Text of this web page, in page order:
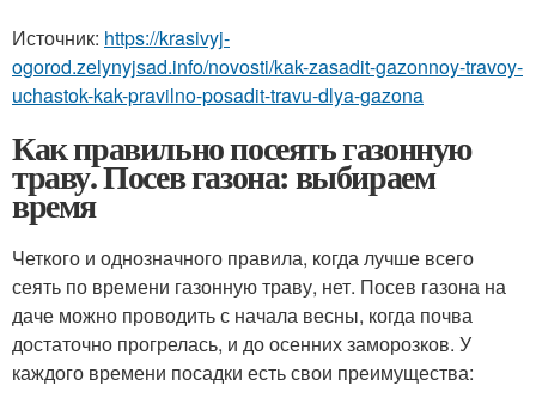
Источник: https://krasivyj-
ogorod.zelynyjsad.info/novosti/kak-zasadit-gazonnoy-travoy-
uchastok-kak-pravilno-posadit-travu-dlya-gazona
Как правильно посеять газонную
траву. Посев газона: выбираем
время
Четкого и однозначного правила, когда лучше всего
сеять по времени газонную траву, нет. Посев газона на
даче можно проводить с начала весны, когда почва
достаточно прогрелась, и до осенних заморозков. У
каждого времени посадки есть свои преимущества: